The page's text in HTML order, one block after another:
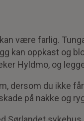
være farlig.
kan oppkast og
Hyldmo, og
dersom du ikke
på nakke og